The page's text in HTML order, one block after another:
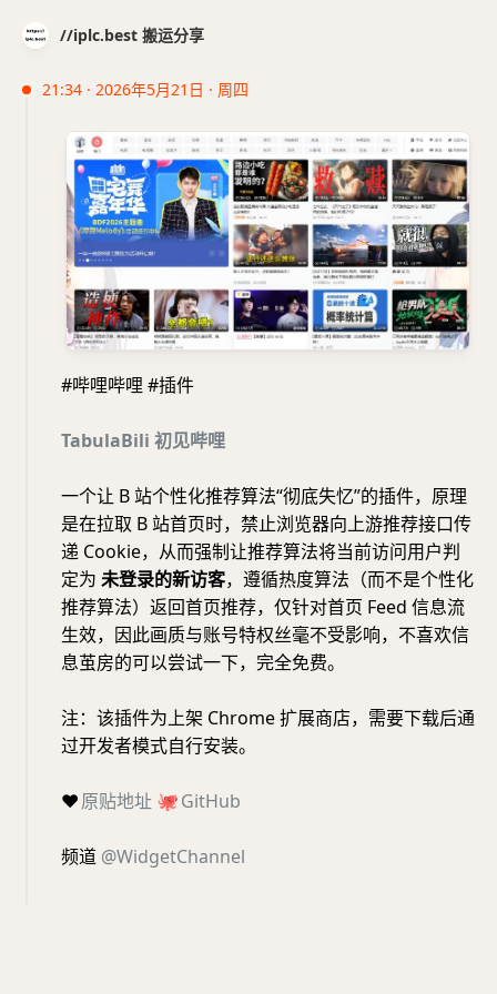
//iplc.best 搬运分享
21:34 · 2026年5月21日 · 周四
#哔哩哔哩 #插件
TabulaBili 初见哔哩
一个让 B 站个性化推荐算法“彻底失忆”的插件，原理
是在拉取 B 站首页时，禁止浏览器向上游推荐接口传
递 Cookie，从而强制让推荐算法将当前访问用户判
定为 未登录的新访客，遵循热度算法（而不是个性化
推荐算法）返回首页推荐，仅针对首页 Feed 信息流
生效，因此画质与账号特权丝毫不受影响，不喜欢信
息茧房的可以尝试一下，完全免费。
注：该插件为上架 Chrome 扩展商店，需要下载后通
过开发者模式自行安装。
❤️原贴地址 🐙GitHub
频道 @WidgetChannel